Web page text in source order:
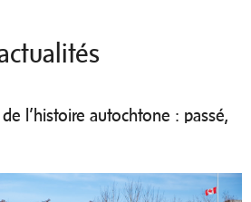
l’histoire autochtone : passé,